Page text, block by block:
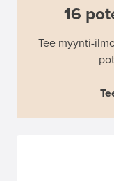
16
Tee myynti-